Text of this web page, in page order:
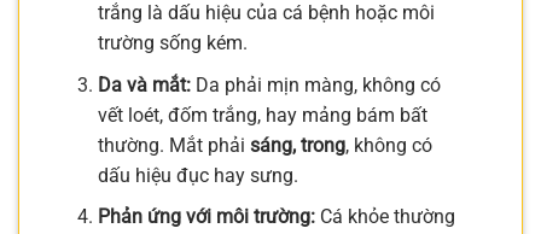
trắng là dấu hiệu của cá bệnh hoặc môi
trường sống kém.
Da và mắt:Da phải mịn màng, không có
vết loét, đốm trắng, hay mảng bám bất
thường. Mắt phải sáng, trong, không có
dấu hiệu đục hay sưng.
Phản ứng với môi trường:Cá khỏe thường